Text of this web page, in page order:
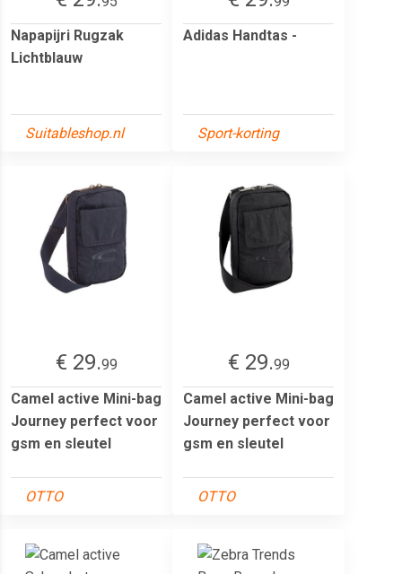
Napapijri Rugzak
Lichtblauw
Suitableshop.nl
Adidas Handtas -
Sport-korting
€ 29.99
Camel active Mini-bag
Journey perfect voor
gsm en sleutel
OTTO
€ 29.99
Camel active Mini-bag
Journey perfect voor
gsm en sleutel
OTTO